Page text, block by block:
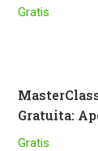
AJEDREZ |
Gratis
Gratuita:
Nimzo-
Gratis